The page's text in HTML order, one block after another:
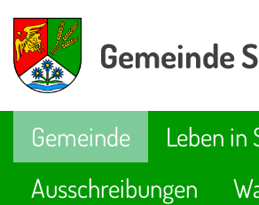
Gemeinde
Gemeinde Leben in
Ausschreibungen